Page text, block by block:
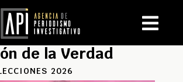
de la Verdad
2026